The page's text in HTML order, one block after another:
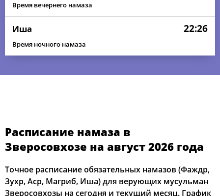
Время вечернего намаза
Иша 22:26
Время ночного намаза
Расписание намаза в
Зверосовхозе на август 2026 года
Точное расписание обязательных намазов (Фаждр,
Зухр, Аср, Магриб, Иша) для верующих мусульман
Зверосовхозы на сегодня и текущий месяц. График